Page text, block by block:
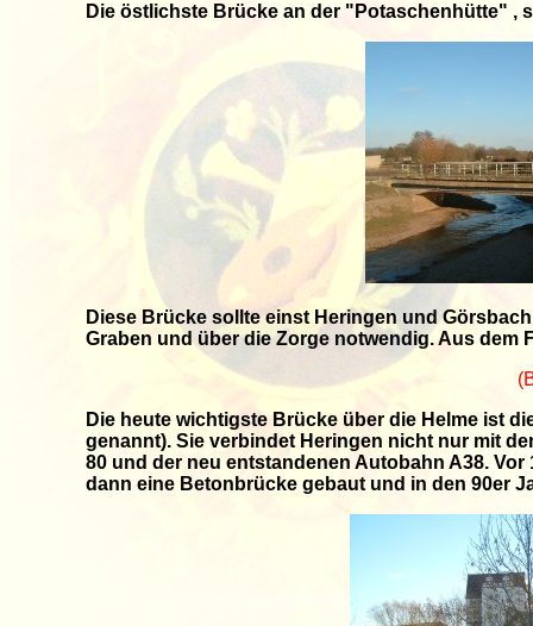
Die östlichste Brücke an der "Potaschenhütte" ,
Diese Brücke sollte einst Heringen und
Graben und über die Zorge notwendig. Aus dem
Die heute wichtigste Brücke über die Helme ist
genannt). Sie verbindet Heringen nicht nur mit
80 und der neu entstandenen Autobahn A38.
dann eine Betonbrücke gebaut und in den 90er